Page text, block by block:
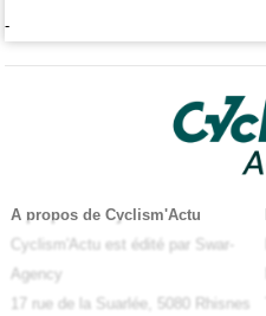
-
A propos de Cyclism'Actu
Cyclism'Actu est édité par Swar-
Agency
17 rue de la Suarlée, 5080 Rhisnes